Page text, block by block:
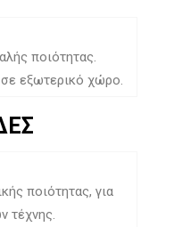
ποιότητας.
σε εξωτερικό χώρο.
ποιότητας, για
τέχνης.